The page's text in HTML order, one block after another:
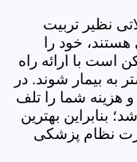
نظیر تربیت
خود را
است با ارائه راه
بیمار شوند. در
هزینه شما را تلف
بنابراین بهترین
نظام پزشکی